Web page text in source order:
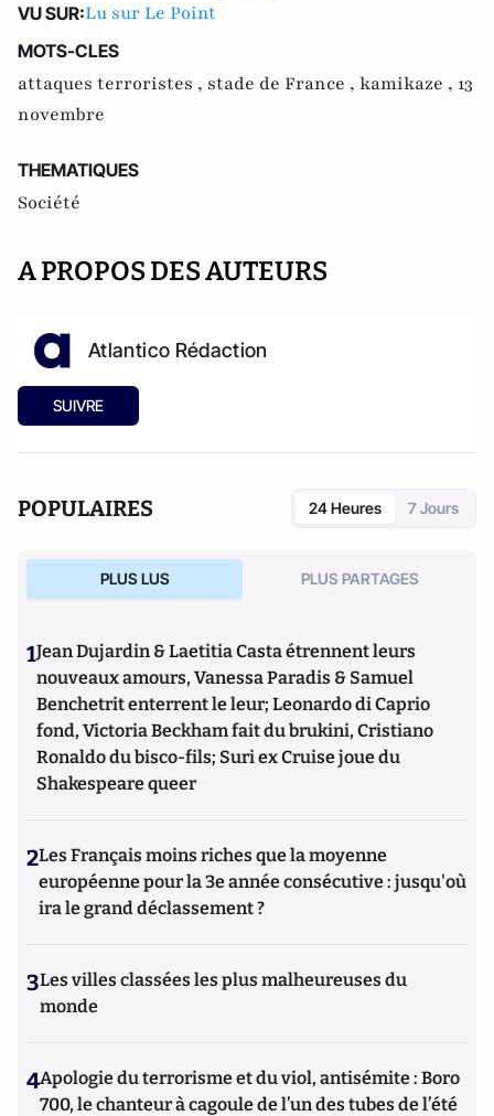
VU SUR:Lu sur Le Point
MOTS-CLES
attaques terroristes , stade de France , kamikaze , 13
novembre
THEMATIQUES
Société
A PROPOS DES AUTEURS
Atlantico Rédaction
SUIVRE
POPULAIRES 24 Heures 7 Jours
PLUS LUS PLUS PARTAGES
1Jean Dujardin & Laetitia Casta étrennent leurs
nouveaux amours, Vanessa Paradis & Samuel
Benchetrit enterrent le leur; Leonardo di Caprio
fond, Victoria Beckham fait du brukini, Cristiano
Ronaldo du bisco-fils; Suri ex Cruise joue du
Shakespeare queer
2Les Français moins riches que la moyenne
européenne pour la 3e année consécutive : jusqu'où
ira le grand déclassement ?
3Les villes classées les plus malheureuses du
monde
4Apologie du terrorisme et du viol, antisémite : Boro
700, le chanteur à cagoule de l’un des tubes de l’été